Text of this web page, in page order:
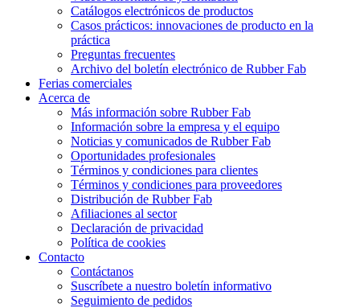
Catálogos electrónicos de productos
Casos prácticos: innovaciones de producto en la
práctica
Preguntas frecuentes
Archivo del boletín electrónico de Rubber Fab
Ferias comerciales
Acerca de
Más información sobre Rubber Fab
Información sobre la empresa y el equipo
Noticias y comunicados de Rubber Fab
Oportunidades profesionales
Términos y condiciones para clientes
Términos y condiciones para proveedores
Distribución de Rubber Fab
Afiliaciones al sector
Declaración de privacidad
Política de cookies
Contacto
Contáctanos
Suscríbete a nuestro boletín informativo
Seguimiento de pedidos